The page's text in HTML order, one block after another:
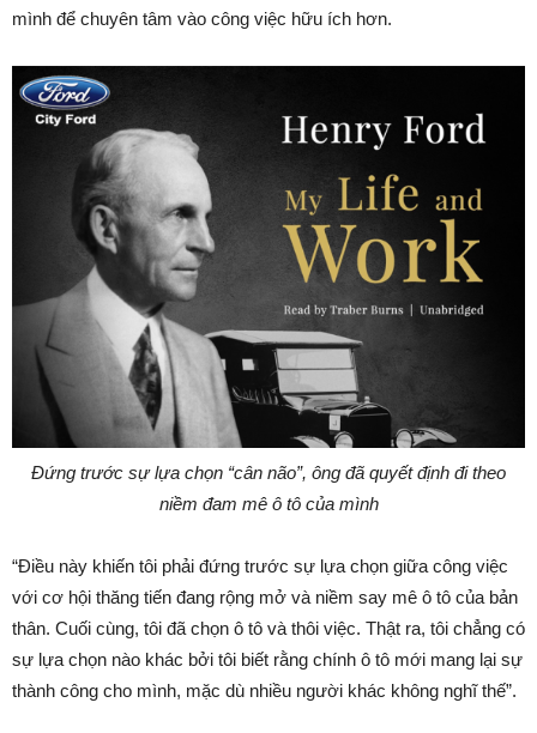
mình để chuyên tâm vào công việc hữu ích hơn.
Đứng trước sự lựa chọn “cân não”, ông đã quyết định đi theo
niềm đam mê ô tô của mình
“Điều này khiến tôi phải đứng trước sự lựa chọn giữa công việc
với cơ hội thăng tiến đang rộng mở và niềm say mê ô tô của bản
thân. Cuối cùng, tôi đã chọn ô tô và thôi việc. Thật ra, tôi chẳng có
sự lựa chọn nào khác bởi tôi biết rằng chính ô tô mới mang lại sự
thành công cho mình, mặc dù nhiều người khác không nghĩ thế”.